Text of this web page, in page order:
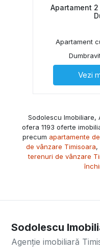
Apartament
Apartament
Vezi
Sodolescu Imobiliare,
ofera 1193 oferte
precum apartamente
de vânzare Timisoara,
terenuri de vânzare
Sodolescu
Agenție imobiliară